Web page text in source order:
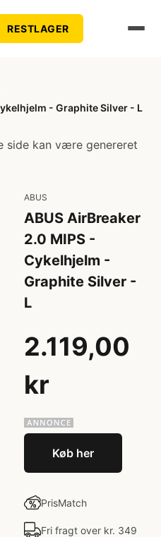
RESTLAGER
- Graphite Silver - L
side kan være genereret
ABUS
ABUS AirBreaker
2.0 MIPS -
Cykelhjelm -
Graphite Silver -
L
2.119,00
kr
Køb her
PrisMatch
Fri fragt over kr. 349